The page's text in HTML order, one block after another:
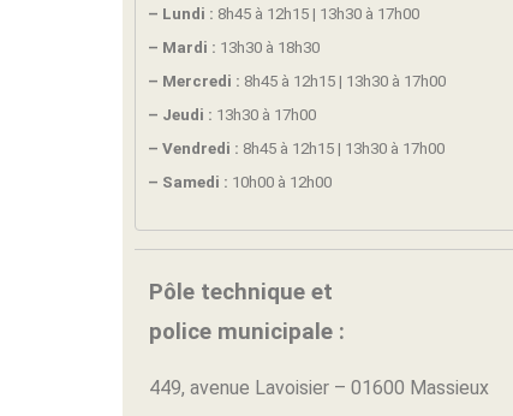
– Lundi : 8h45 à 12h15 | 13h30 à 17h00
– Mardi : 13h30 à 18h30
– Mercredi : 8h45 à 12h15 | 13h30 à 17h00
– Jeudi : 13h30 à 17h00
– Vendredi : 8h45 à 12h15 | 13h30 à 17h00
– Samedi : 10h00 à 12h00
Pôle technique et
police municipale :
449, avenue Lavoisier – 01600 Massieux